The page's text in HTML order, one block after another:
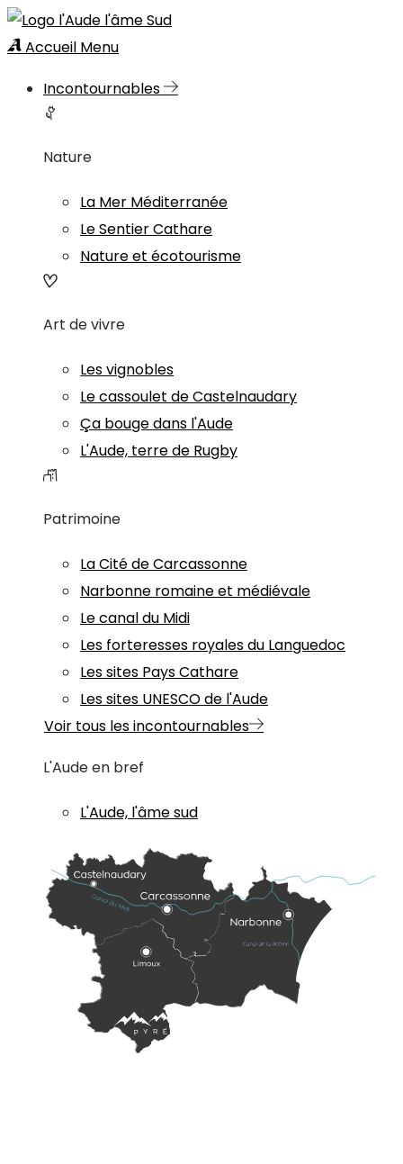
Accueil Menu
Incontournables
Nature
La Mer Méditerranée
Le Sentier Cathare
Nature et écotourisme
Art de vivre
Les vignobles
Le cassoulet de Castelnaudary
Ça bouge dans l'Aude
L'Aude, terre de Rugby
Patrimoine
La Cité de Carcassonne
Narbonne romaine et médiévale
Le canal du Midi
Les forteresses royales du Languedoc
Les sites Pays Cathare
Les sites UNESCO de l'Aude
Voir tous les incontournables
L'Aude en bref
L'Aude, l'âme sud